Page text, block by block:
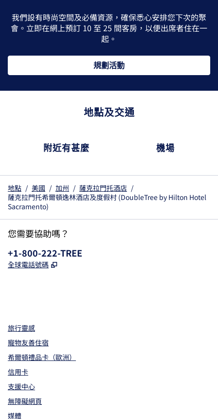
我們設有時尚空間及必備資源，確保悉心安排您下次的聚
會。立即在網上預訂 10 至 25 間客房，以便出席者住在一
起。
規劃活動
地點及交通
附近有甚麼 機場
地點 / 美國 / 加州 / 薩克拉門托酒店 /
薩克拉門托希爾頓逸林酒店及度假村 (DoubleTree by Hilton Hotel
Sacramento)
您需要協助嗎？
電話：
+1-800-222-TREE
全球電話號碼 ,
旅行靈感
寵物友善住宿
希爾頓禮品卡（歐洲）
信用卡
支援中心
無障礙網頁
媒體